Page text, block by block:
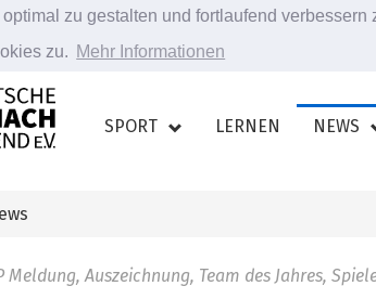
zu gestalten und fortlaufend
zu. Mehr Informationen
SPORT LERNEN NEWS
Meldung, Auszeichnung, Team des Jahres,